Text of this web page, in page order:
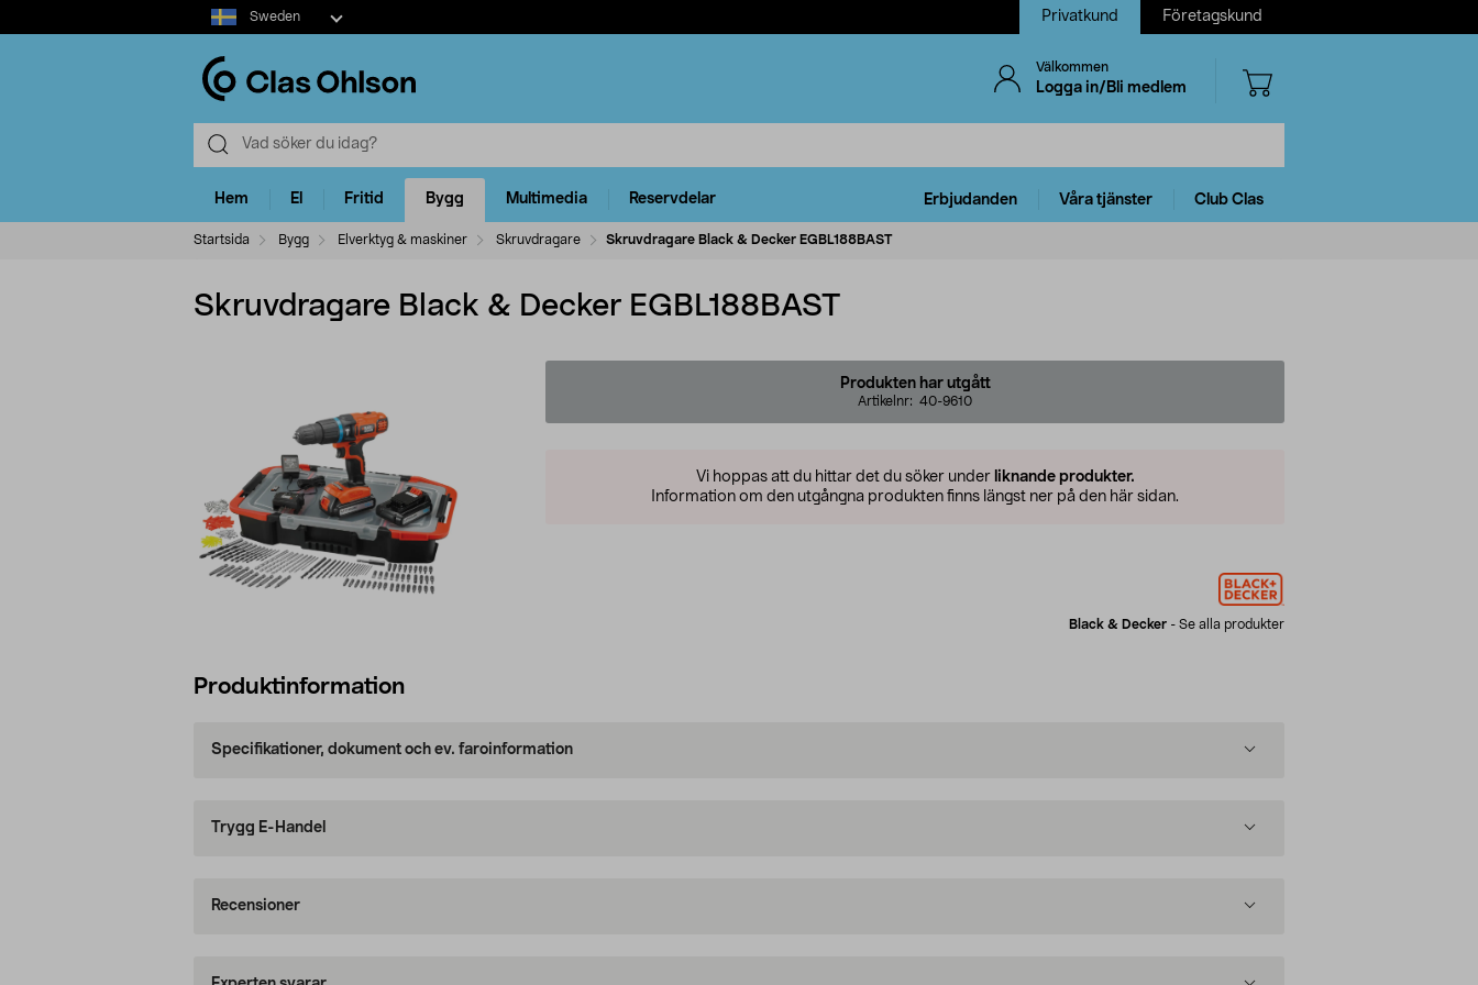
Select
market
Sweden Privatkund Företagskund
Välkommen
Logga in/Bli medlem
Hem El Fritid Bygg Multimedia Reservdelar Erbjudanden Våra tjänster Club Clas
Startsida Bygg Elverktyg & maskiner Skruvdragare Skruvdragare Black & Decker EGBL188BAST
Skruvdragare Black & Decker EGBL188BAST
Produkten har utgått
Artikelnr: 40-9610
Vi hoppas att du hittar det du söker under liknande produkter.
Information om den utgångna produkten finns längst ner på den här sidan.
Black & Decker - Se alla produkter
Produktinformation
Specifikationer, dokument och ev. faroinformation
Trygg E-Handel
Recensioner